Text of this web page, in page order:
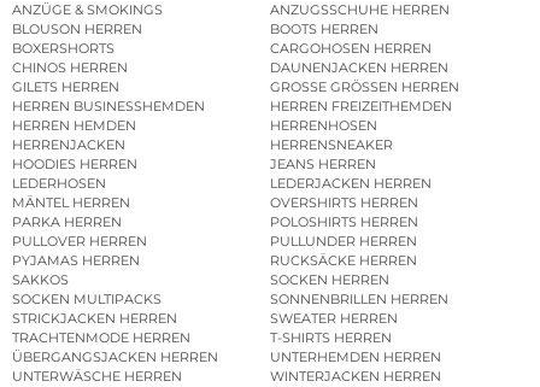
ANZÜGE & SMOKINGS
ANZUGSSCHUHE HERREN
BLOUSON HERREN
BOOTS HERREN
BOXERSHORTS
CARGOHOSEN HERREN
CHINOS HERREN
DAUNENJACKEN HERREN
GILETS HERREN
GROSSE GRÖSSEN HERREN
HERREN BUSINESSHEMDEN
HERREN FREIZEITHEMDEN
HERREN HEMDEN
HERRENHOSEN
HERRENJACKEN
HERRENSNEAKER
HOODIES HERREN
JEANS HERREN
LEDERHOSEN
LEDERJACKEN HERREN
MÄNTEL HERREN
OVERSHIRTS HERREN
PARKA HERREN
POLOSHIRTS HERREN
PULLOVER HERREN
PULLUNDER HERREN
PYJAMAS HERREN
RUCKSÄCKE HERREN
SAKKOS
SOCKEN HERREN
SOCKEN MULTIPACKS
SONNENBRILLEN HERREN
STRICKJACKEN HERREN
SWEATER HERREN
TRACHTENMODE HERREN
T-SHIRTS HERREN
ÜBERGANGSJACKEN HERREN
UNTERHEMDEN HERREN
UNTERWÄSCHE HERREN
WINTERJACKEN HERREN